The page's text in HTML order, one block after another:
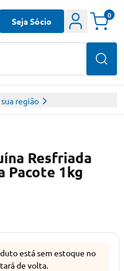
Seja Sócio
0
região
Resfriada
Pacote 1kg
está sem estoque no
de volta.